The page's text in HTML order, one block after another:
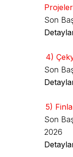
Son
4)
Son
5)
Son
2026